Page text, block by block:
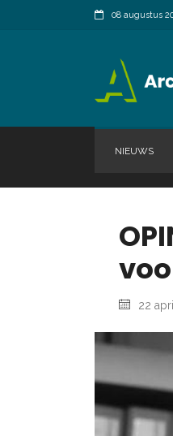
08 augustus
NIEUWS
22